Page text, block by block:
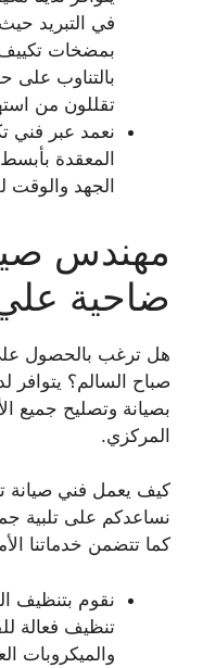
في التبريد
بمضخات تكييف
بالتناوب على
تقللون من
نعمد عبر فني
المعقدة
الجهد والوقت
مهندس
ضاحية
هل ترغب بالحصول
صباح السالم؟
بصيانة وتصليح جميع
المركزي.
كيف يعمل فني صيانة
نساعدكم على تلبية
كما تتضمن خدماتنا
نقوم بتنظيف
تنظيف فعالة
والميكروبات